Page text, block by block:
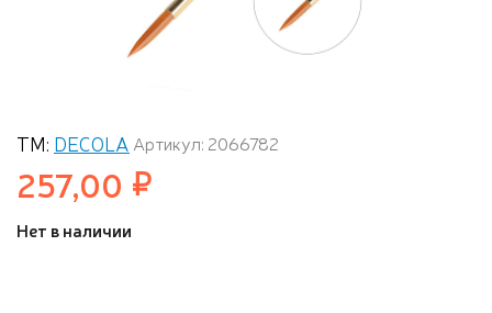
ТМ: DECOLA Артикул: 2066782
257,00
Нет в наличии